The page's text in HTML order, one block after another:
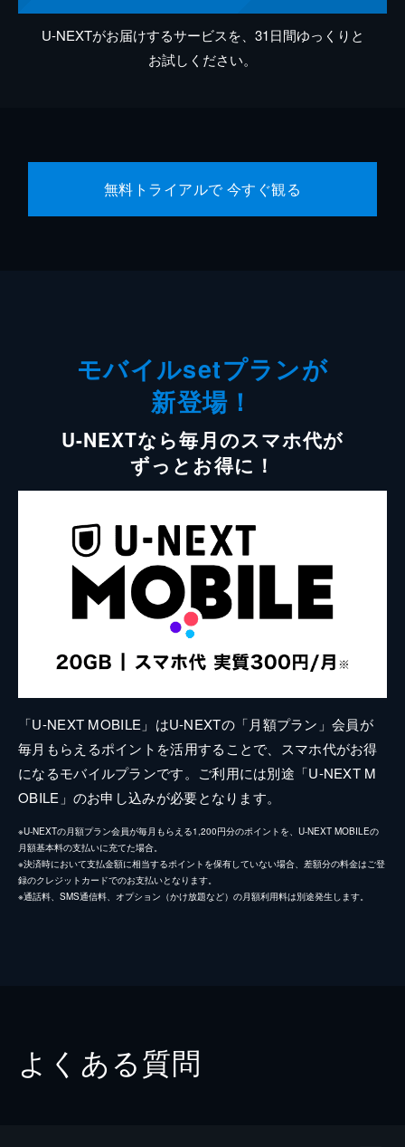
U-NEXTがお届けするサービスを、31日間ゆっくりと
お試しください。
無料トライアルで 今すぐ観る
モバイルsetプランが
新登場！
U-NEXTなら毎月のスマホ代が
ずっとお得に！
「U-NEXT MOBILE」はU-NEXTの「月額プラン」会員が
毎月もらえるポイントを活用することで、スマホ代がお得
になるモバイルプランです。ご利用には別途「U-NEXT M
OBILE」のお申し込みが必要となります。
※U-NEXTの月額プラン会員が毎月もらえる1,200円分のポイントを、U-NEXT MOBILEの
月額基本料の支払いに充てた場合。
※決済時において支払金額に相当するポイントを保有していない場合、差額分の料金はご登
録のクレジットカードでのお支払いとなります。
※通話料、SMS通信料、オプション（かけ放題など）の月額利用料は別途発生します。
よくある質問